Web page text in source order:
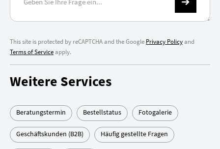
This site is protected by reCAPTCHA and the Google Privacy Policyand
Terms of Serviceapply.
Weitere Services
Beratungstermin Bestellstatus Fotogalerie
Geschäftskunden (B2B) Häufig gestellte Fragen